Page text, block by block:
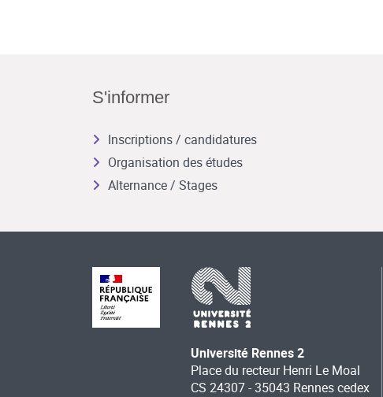
S'informer
Inscriptions / candidatures
Organisation des études
Alternance / Stages
Université Rennes 2
Place du recteur Henri Le Moal
CS 24307 - 35043 Rennes cedex